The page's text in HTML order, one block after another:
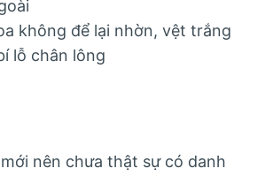
không để lại nhờn, vệt trắng
lỗ chân lông
nên chưa thật sự có danh